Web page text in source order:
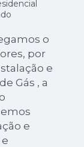
o
por
e
Gás , a
e